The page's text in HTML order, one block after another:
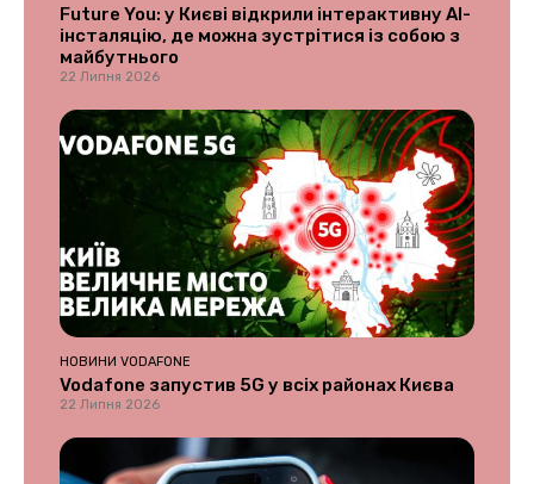
Future You: у Києві відкрили інтерактивну AI-
інсталяцію, де можна зустрітися із собою з
майбутнього
22 Липня 2026
НОВИНИ VODAFONE
Vodafone запустив 5G у всіх районах Києва
22 Липня 2026